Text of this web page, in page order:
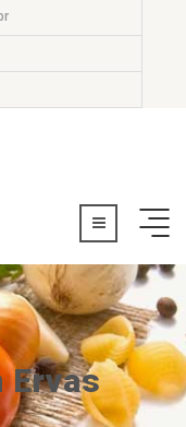
Ervas